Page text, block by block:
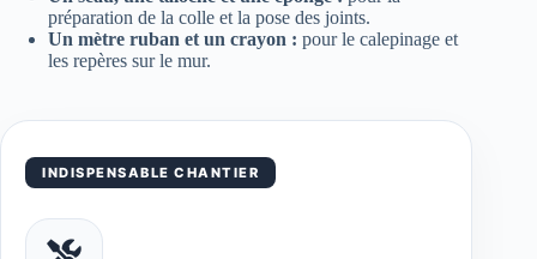
préparation de la colle et la pose des joints.
Un mètre ruban et un crayon : pour le calepinage et
les repères sur le mur.
INDISPENSABLE CHANTIER